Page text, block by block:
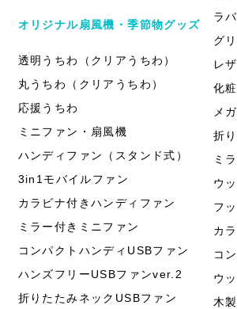
オリジナル扇風機・季節物グッズ
透明うちわ（クリアうちわ）
丸うちわ（クリアうちわ）
応援うちわ
ミニファン・扇風機
ハンディファン（スタンド式）
3in1モバイルファン
カラビナ付きハンディファン
ミラー付きミニファン
コンパクトハンディUSBファン
ハンズフリーUSBファンver.2
折りたたみネックUSBファン
ラ
グ
レ
化
メ
折
ミ
ウ
フ
カ
コ
ウ
木